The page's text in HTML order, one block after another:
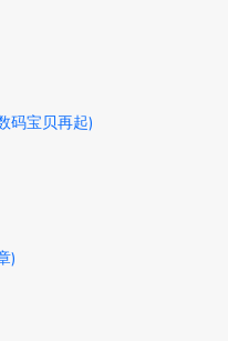
码宝贝再起)
)